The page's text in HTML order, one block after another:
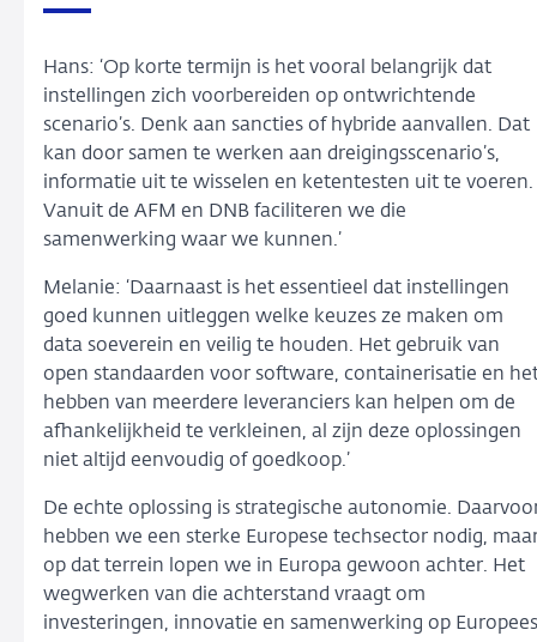
Hans: ‘Op korte termijn is het vooral belangrijk dat
instellingen zich voorbereiden op ontwrichtende
scenario’s. Denk aan sancties of hybride aanvallen. Dat
kan door samen te werken aan dreigingsscenario’s,
informatie uit te wisselen en ketentesten uit te voeren.
Vanuit de AFM en DNB faciliteren we die
samenwerking waar we kunnen.’
Melanie: ‘Daarnaast is het essentieel dat instellingen
goed kunnen uitleggen welke keuzes ze maken om
data soeverein en veilig te houden. Het gebruik van
open standaarden voor software, containerisatie en
hebben van meerdere leveranciers kan helpen om de
afhankelijkheid te verkleinen, al zijn deze oplossingen
niet altijd eenvoudig of goedkoop.’
De echte oplossing is strategische autonomie.
hebben we een sterke Europese techsector nodig,
op dat terrein lopen we in Europa gewoon achter. Het
wegwerken van die achterstand vraagt om
investeringen, innovatie en samenwerking op Europees